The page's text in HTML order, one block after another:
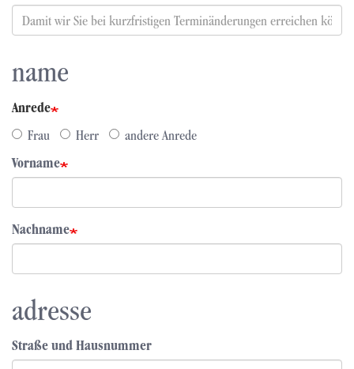
name
Anrede
Frau
Herr
andere Anrede
Vorname
Nachname
adresse
Straße und Hausnummer